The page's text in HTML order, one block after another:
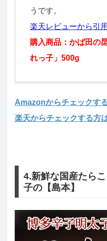
うです。
楽天レビューから引
購入商品：かば田の
れっ子」500g
Amazonからチェックす
楽天からチェックする方
4.新鮮な国産たら
子の【島本】